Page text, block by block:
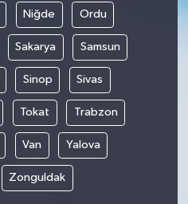
Niğde Ordu
Sakarya Samsun
Sinop Sivas
Tokat Trabzon
Van Yalova
Zonguldak